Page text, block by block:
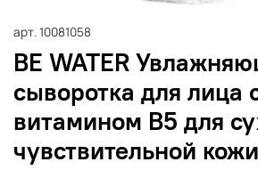
арт. 10081058
BE WATER
сыворотка для лица
витамином В5 для
чувствительной